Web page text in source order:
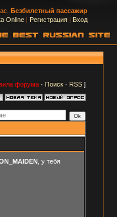
Безбилетный пассажир
Online | Регистрация | Вход
форума· Поиск· RSS]
, у тебя